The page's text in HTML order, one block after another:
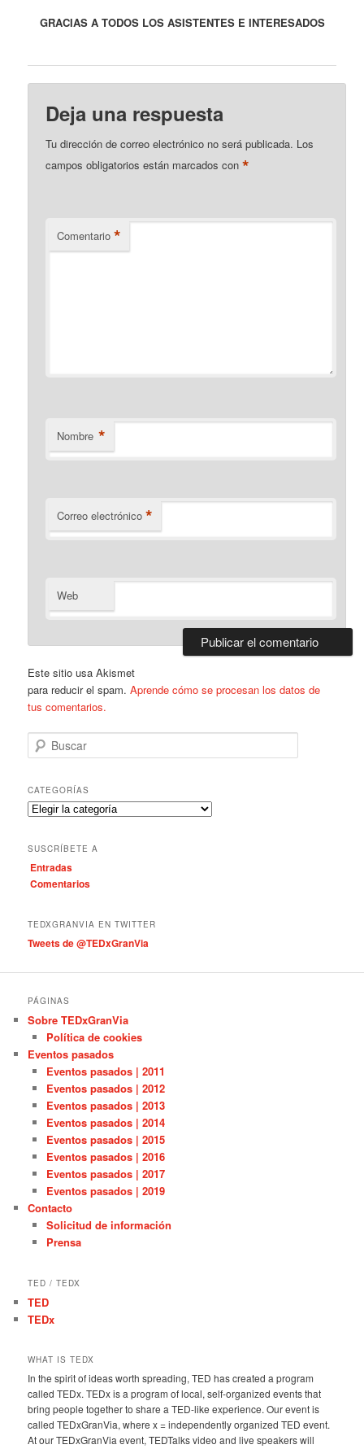
GRACIAS A TODOS LOS ASISTENTES E INTERESADOS
Deja una respuesta
Tu dirección de correo electrónico no será publicada. Los
campos obligatorios están marcados con*
Comentario *
Nombre *
Correo electrónico *
Web
Este sitio usa Akismet
para reducir el spam.Aprende cómo se procesan los datos de
tus comentarios.
u
c
a
r
CATEGORÍAS
C
e
g
o
a
s
SUSCRÍBETE A
Entradas
Comentarios
TEDXGRANVIA EN TWITTER
Tweets de @TEDxGranVia
PÁGINAS
Sobre TEDxGranVia
Política de cookies
Eventos pasados
Eventos pasados | 2011
Eventos pasados | 2012
Eventos pasados | 2013
Eventos pasados | 2014
Eventos pasados | 2015
Eventos pasados | 2016
Eventos pasados | 2017
Eventos pasados | 2019
Contacto
Solicitud de información
Prensa
TED / TEDX
TED
TEDx
WHAT IS TEDX
In the spirit of ideas worth spreading, TED has created a program
called TEDx. TEDx is a program of local, self-organized events that
bring people together to share a TED-like experience. Our event is
called TEDxGranVia, where x = independently organized TED event.
At our TEDxGranVia event, TEDTalks video and live speakers will